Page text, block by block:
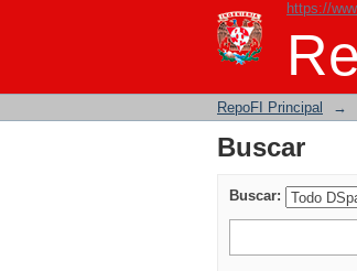
https://
Buscar
RepoFI Principal →
Buscar
Buscar: